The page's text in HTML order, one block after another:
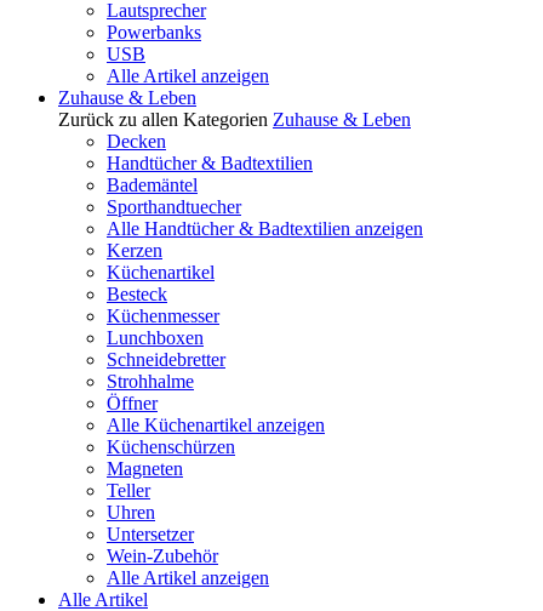
Lautsprecher
Powerbanks
USB
Alle Artikel anzeigen
Zuhause & Leben
Zurück zu allen Kategorien Zuhause & Leben
Decken
Handtücher & Badtextilien
Bademäntel
Sporthandtuecher
Alle Handtücher & Badtextilien anzeigen
Kerzen
Küchenartikel
Besteck
Küchenmesser
Lunchboxen
Schneidebretter
Strohhalme
Öffner
Alle Küchenartikel anzeigen
Küchenschürzen
Magneten
Teller
Uhren
Untersetzer
Wein-Zubehör
Alle Artikel anzeigen
Alle Artikel